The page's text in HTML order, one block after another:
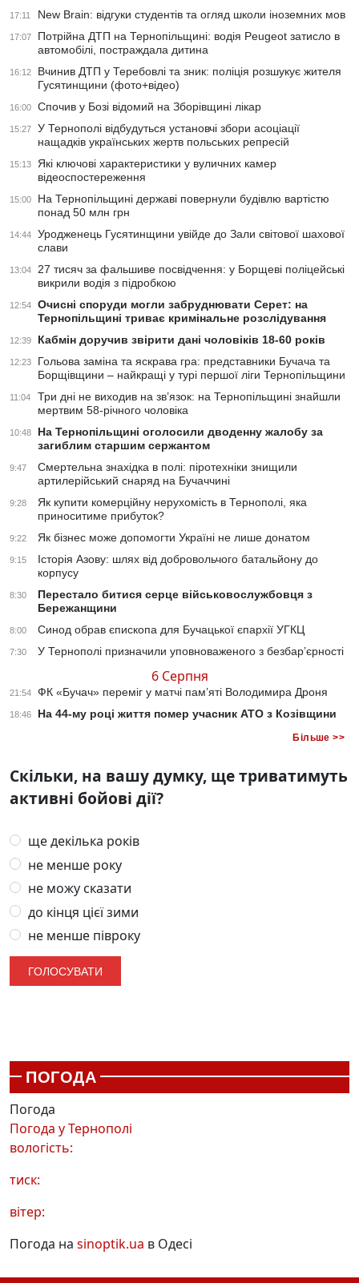
17:11 New Brain: відгуки студентів та огляд школи іноземних мов
17:07
Потрійна ДТП на Тернопільщині: водія Peugeot затисло в
автомобілі, постраждала дитина
16:12
Вчинив ДТП у Теребовлі та зник: поліція розшукує жителя
Гусятинщини (фото+відео)
16:00 Спочив у Бозі відомий на Зборівщині лікар
15:27
У Тернополі відбудуться установчі збори асоціації
нащадків українських жертв польських репресій
15:13
Які ключові характеристики у вуличних камер
відеоспостереження
15:00
На Тернопільщині державі повернули будівлю вартістю
понад 50 млн грн
14:44
Уродженець Гусятинщини увійде до Зали світової шахової
слави
13:04
27 тисяч за фальшиве посвідчення: у Борщеві поліцейські
викрили водія з підробкою
12:54
Очисні споруди могли забруднювати Серет: на
Тернопільщині триває кримінальне розслідування
12:39 Кабмін доручив звірити дані чоловіків 18-60 років
12:23
Гольова заміна та яскрава гра: представники Бучача та
Борщівщини – найкращі у турі першої ліги Тернопільщини
11:04
Три дні не виходив на зв’язок: на Тернопільщині знайшли
мертвим 58-річного чоловіка
10:48
На Тернопільщині оголосили дводенну жалобу за
загиблим старшим сержантом
9:47
Смертельна знахідка в полі: піротехніки знищили
артилерійський снаряд на Бучаччині
9:28
Як купити комерційну нерухомість в Тернополі, яка
приноситиме прибуток?
9:22 Як бізнес може допомогти Україні не лише донатом
9:15
Історія Азову: шлях від добровольчого батальйону до
корпусу
8:30
Перестало битися серце військовослужбовця з
Бережанщини
8:00 Синод обрав єпископа для Бучацької єпархії УГКЦ
7:30 У Тернополі призначили уповноваженого з безбар’єрності
6 Серпня
21:54 ФК «Бучач» переміг у матчі пам’яті Володимира Дроня
18:46 На 44-му році життя помер учасник АТО з Козівщини
Більше >>
Скільки, на вашу думку, ще триватимуть
активні бойові дії?
ще декілька років
не менше року
не можу сказати
до кінця цієї зими
не менше півроку
ПОГОДА
Погода
Погода уТернополі
вологість:
тиск:
вітер:
Погода на sinoptik.ua в Одесі